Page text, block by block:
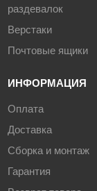
раздевалок
Верстаки
Почтовые ящики
ИНФОРМАЦИЯ
Оплата
Доставка
Сборка и монтаж
Гарантия